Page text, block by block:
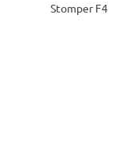
Stomper F4